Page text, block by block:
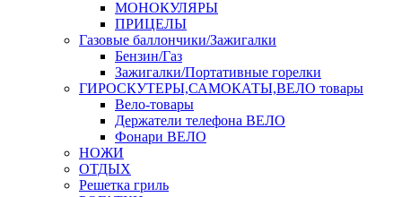
МОНОКУЛЯРЫ
ПРИЦЕЛЫ
Газовые баллончики/Зажигалки
Бензин/Газ
Зажигалки/Портативные горелки
ГИРОСКУТЕРЫ,САМОКАТЫ,ВЕЛО товары
Вело-товары
Держатели телефона ВЕЛО
Фонари ВЕЛО
НОЖИ
ОТДЫХ
Решетка гриль